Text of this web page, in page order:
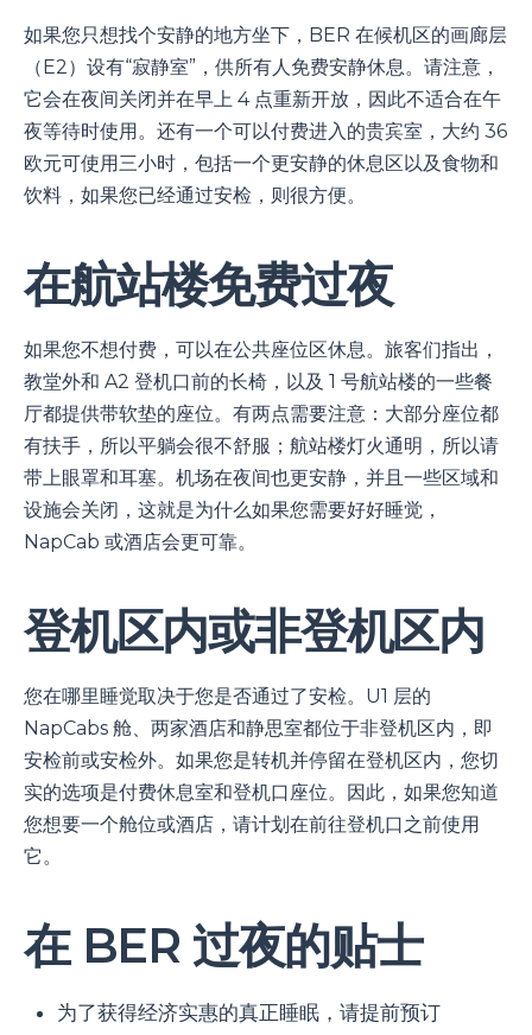
如果您只想找个安静的地方坐下，BER 在候机区的画廊层
（E2）设有“寂静室”，供所有人免费安静休息。请注意，
它会在夜间关闭并在早上 4 点重新开放，因此不适合在午
夜等待时使用。还有一个可以付费进入的贵宾室，大约 36
欧元可使用三小时，包括一个更安静的休息区以及食物和
饮料，如果您已经通过安检，则很方便。
在航站楼免费过夜
如果您不想付费，可以在公共座位区休息。旅客们指出，
教堂外和 A2 登机口前的长椅，以及 1 号航站楼的一些餐
厅都提供带软垫的座位。有两点需要注意：大部分座位都
有扶手，所以平躺会很不舒服；航站楼灯火通明，所以请
带上眼罩和耳塞。机场在夜间也更安静，并且一些区域和
设施会关闭，这就是为什么如果您需要好好睡觉，
NapCab 或酒店会更可靠。
登机区内或非登机区内
您在哪里睡觉取决于您是否通过了安检。U1 层的
NapCabs 舱、两家酒店和静思室都位于非登机区内，即
安检前或安检外。如果您是转机并停留在登机区内，您切
实的选项是付费休息室和登机口座位。因此，如果您知道
您想要一个舱位或酒店，请计划在前往登机口之前使用
它。
在 BER 过夜的贴士
为了获得经济实惠的真正睡眠，请提前预订